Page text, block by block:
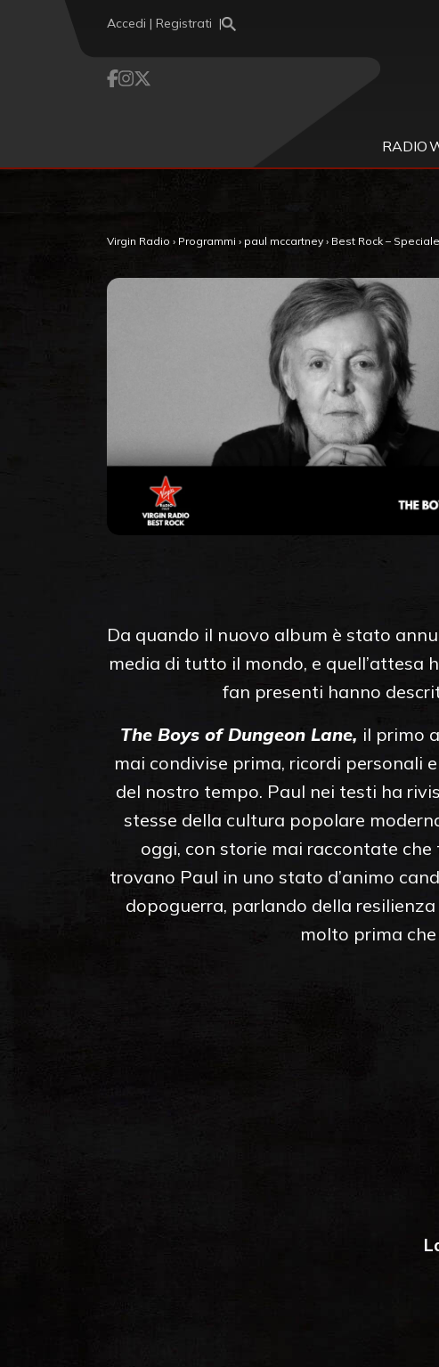
Accedi | Registrati
RADIO
Virgin Radio › Programmi › paul mccartney › Best Rock –
Da quando il nuovo album è stato
media di tutto il mondo, e quell’attesa
fan presenti hanno
The Boys of Dungeon Lane, il primo
mai condivise prima, ricordi personali
del nostro tempo. Paul nei testi ha
stesse della cultura popolare
oggi, con storie mai raccontate
trovano Paul in uno stato d’animo
dopoguerra, parlando della
molto prima